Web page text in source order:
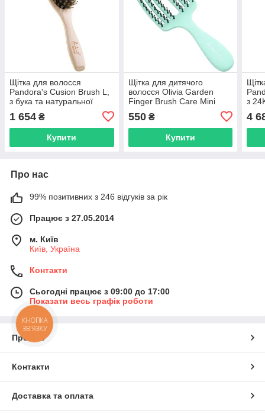
Щітка для волосся
Pandora's Cusion Brush L,
з бука та натуральної
щетини кабана (76330HI)
1 654 ₴
Купити
Щітка для дитячого
волосся Olivia Garden
Finger Brush Care Mini
550₴
Купити
з
4
Про нас
99% позитивних з 246 відгуків за рік
Працює з 27.05.2014
м. Київ
Київ, Україна
Контакти
Сьогодні працює з 09:00 до 17:00
Показати весь графік роботи
Про нас
Контакти
Доставка та оплата
КНОПКА
ЗВ'ЯЗКУ